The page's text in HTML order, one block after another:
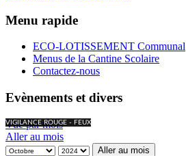
Menu rapide
ECO-LOTISSEMENT Communal
Menus de la Cantine Scolaire
Contactez-nous
Evènements et divers
VIGILANCE ROUGE - FEUX
Vue par mois
Aller au mois
Aller au mois